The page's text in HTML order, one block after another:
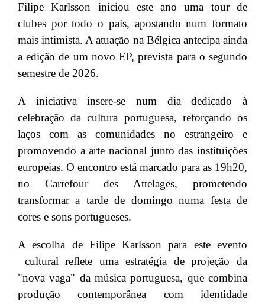
Filipe Karlsson iniciou este ano uma tour de
clubes por todo o país, apostando num formato
mais intimista. A atuação na Bélgica antecipa ainda
a edição de um novo EP, prevista para o segundo
semestre de 2026.
A iniciativa insere-se num dia dedicado à
celebração da cultura portuguesa, reforçando os
laços com as comunidades no estrangeiro e
promovendo a arte nacional junto das instituições
europeias. O encontro está marcado para as 19h20,
no Carrefour des Attelages, prometendo
transformar a tarde de domingo numa festa de
cores e sons portugueses.
A escolha de Filipe Karlsson para este evento
cultural reflete uma estratégia de projeção da
"nova vaga" da música portuguesa, que combina
produção contemporânea com identidade